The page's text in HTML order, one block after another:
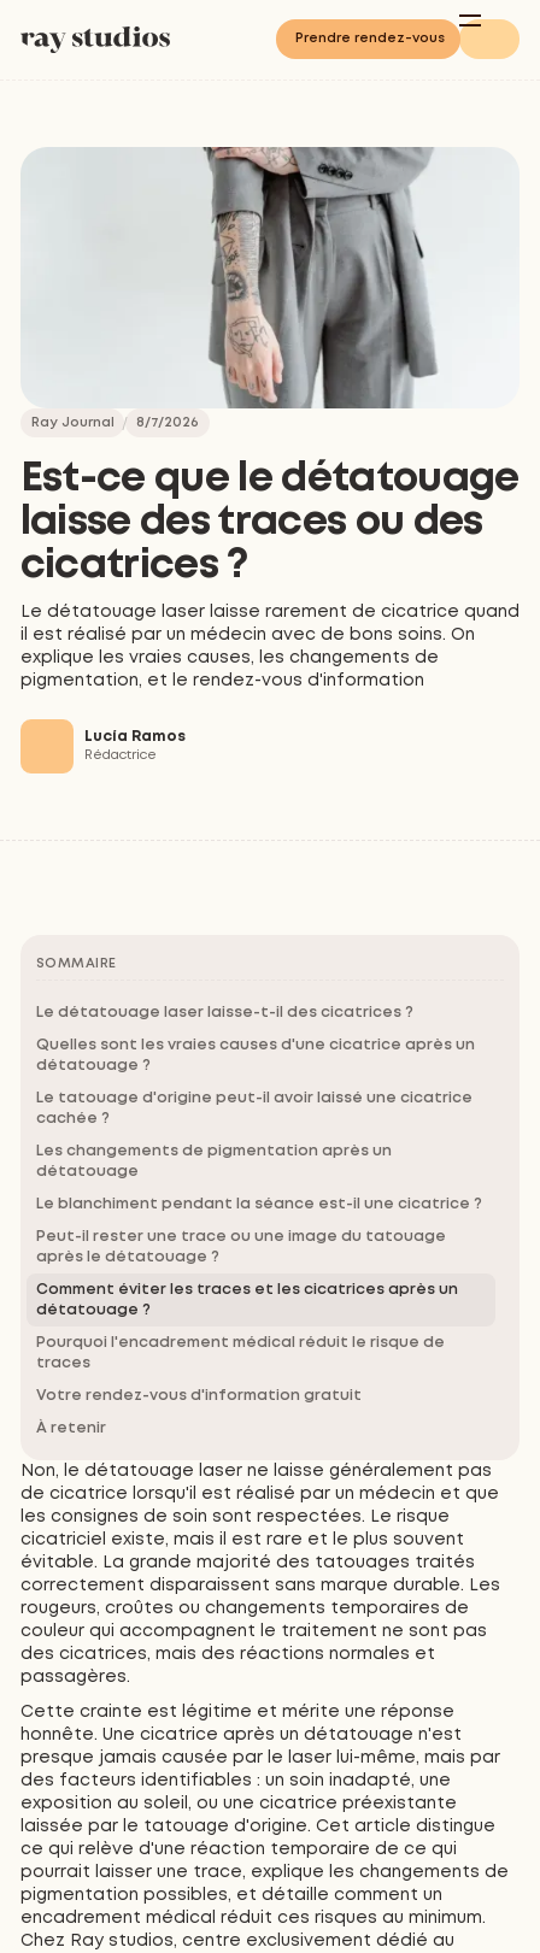
Prendre rendez-vous
Ray Journal 8/7/2026
Est-ce que le détatouage
laisse des traces ou des
cicatrices ?
Le détatouage laser laisse rarement de cicatrice quand
il est réalisé par un médecin avec de bons soins. On
explique les vraies causes, les changements de
pigmentation, et le rendez-vous d'information
Lucía Ramos
Rédactrice
Non, le détatouage laser ne laisse généralement pas
de cicatrice lorsqu'il est réalisé par un médecin et que
les consignes de soin sont respectées. Le risque
cicatriciel existe, mais il est rare et le plus souvent
évitable. La grande majorité des tatouages traités
correctement disparaissent sans marque durable. Les
rougeurs, croûtes ou changements temporaires de
couleur qui accompagnent le traitement ne sont pas
des cicatrices, mais des réactions normales et
passagères.
Cette crainte est légitime et mérite une réponse
honnête. Une cicatrice après un détatouage n'est
presque jamais causée par le laser lui-même, mais par
des facteurs identifiables : un soin inadapté, une
exposition au soleil, ou une cicatrice préexistante
laissée par le tatouage d'origine. Cet article distingue
ce qui relève d'une réaction temporaire de ce qui
pourrait laisser une trace, explique les changements de
pigmentation possibles, et détaille comment un
encadrement médical réduit ces risques au minimum.
Chez Ray studios, centre exclusivement dédié au
SOMMAIRE
Le détatouage laser laisse-t-il des cicatrices ?
Quelles sont les vraies causes d'une cicatrice après un
détatouage ?
Le tatouage d'origine peut-il avoir laissé une cicatrice
cachée ?
Les changements de pigmentation après un
détatouage
Le blanchiment pendant la séance est-il une cicatrice ?
Peut-il rester une trace ou une image du tatouage
après le détatouage ?
Comment éviter les traces et les cicatrices après un
détatouage ?
Pourquoi l'encadrement médical réduit le risque de
traces
Votre rendez-vous d'information gratuit
À retenir